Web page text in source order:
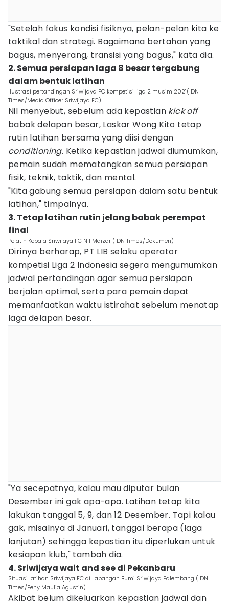
"Setelah fokus kondisi fisiknya, pelan-pelan kita ke
taktikal dan strategi. Bagaimana bertahan yang
bagus, menyerang, transisi yang bagus," kata dia.
2. Semua persiapan laga 8 besar tergabung
dalam bentuk latihan
Ilustrasi pertandingan Sriwijaya FC kompetisi liga 2 musim 2021(IDN
Times/Media Officer Sriwijaya FC)
Nil menyebut, sebelum ada kepastian kick off
babak delapan besar, Laskar Wong Kito tetap
rutin latihan bersama yang diisi dengan
conditioning. Ketika kepastian jadwal diumumkan,
pemain sudah mematangkan semua persiapan
fisik, teknik, taktik, dan mental.
"Kita gabung semua persiapan dalam satu bentuk
latihan," timpalnya.
3. Tetap latihan rutin jelang babak perempat
final
Pelatih Kepala Sriwijaya FC Nil Maizar (IDN Times/Dokumen)
Dirinya berharap, PT LIB selaku operator
kompetisi Liga 2 Indonesia segera mengumumkan
jadwal pertandingan agar semua persiapan
berjalan optimal, serta para pemain dapat
memanfaatkan waktu istirahat sebelum menatap
laga delapan besar.
"Ya secepatnya, kalau mau diputar bulan
Desember ini gak apa-apa. Latihan tetap kita
lakukan tanggal 5, 9, dan 12 Desember. Tapi kalau
gak, misalnya di Januari, tanggal berapa (laga
lanjutan) sehingga kepastian itu diperlukan untuk
kesiapan klub," tambah dia.
4. Sriwijaya wait and see di Pekanbaru
Situasi latihan Sriwijaya FC di Lapangan Bumi Sriwijaya Palembang (IDN
Times/Feny Maulia Agustin)
Akibat belum dikeluarkan kepastian jadwal dan